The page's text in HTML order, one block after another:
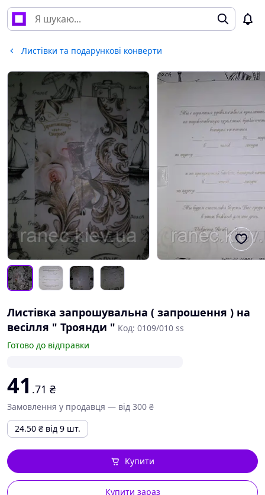
Листівки та подарункові конверти
Листівка запрошувальна ( запрошення ) на
весілля " Троянди " Код: 0109/010 ss
Готово до відправки
41 .71 ₴
Замовлення у продавця — від 300 ₴
24.50 ₴ від 9 шт.
Купити зараз
Купити